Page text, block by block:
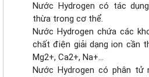
Nước Hydrogen có tác
thừa trong cơ thể.
Nước Hydrogen chứa các
chất điện giải dạng ion cần
Mg2+, Ca2+, Na+…
Nước Hydrogen có phân tử